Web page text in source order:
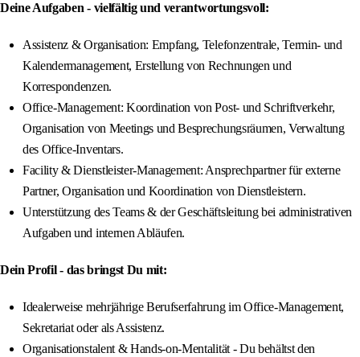
Deine Aufgaben - vielfältig und verantwortungsvoll:
Assistenz & Organisation: Empfang, Telefonzentrale, Termin- und
Kalendermanagement, Erstellung von Rechnungen und
Korrespondenzen.
Office-Management: Koordination von Post- und Schriftverkehr,
Organisation von Meetings und Besprechungsräumen, Verwaltung
des Office-Inventars.
Facility & Dienstleister-Management: Ansprechpartner für externe
Partner, Organisation und Koordination von Dienstleistern.
Unterstützung des Teams & der Geschäftsleitung bei administrativen
Aufgaben und internen Abläufen.
Dein Profil - das bringst Du mit:
Idealerweise mehrjährige Berufserfahrung im Office-Management,
Sekretariat oder als Assistenz.
Organisationstalent & Hands-on-Mentalität - Du behältst den